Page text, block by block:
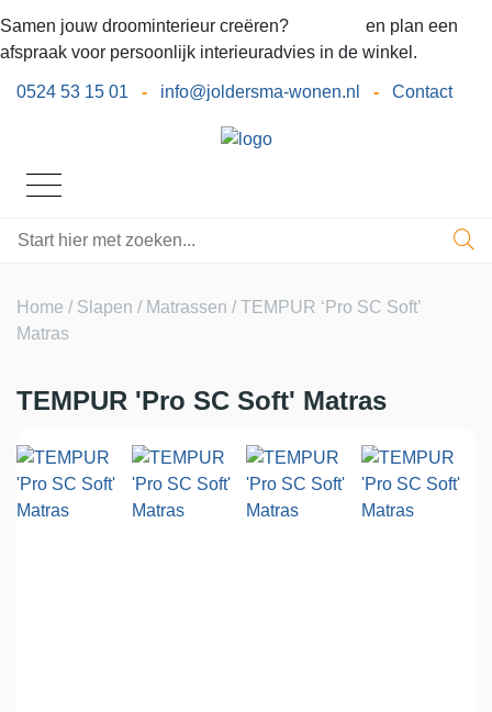
Samen jouw droominterieur creëren?
en plan een
afspraak voor persoonlijk interieuradvies in de winkel.
0524 53 15 01 - info@joldersma-wonen.nl - Contact
Home / Slapen / Matrassen / TEMPUR ‘Pro SC Soft’
Matras
TEMPUR 'Pro SC Soft' Matras